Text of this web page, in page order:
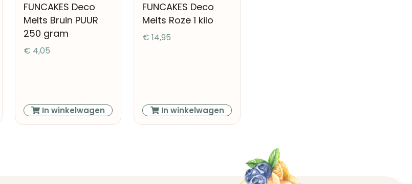
FUNCAKES Deco
Melts Bruin PUUR
250 gram
€ 4,05
In winkelwagen
FUNCAKES Deco
Melts Roze 1 kilo
€ 14,95
In winkelwagen